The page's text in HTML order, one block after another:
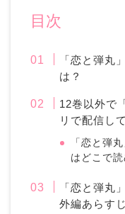
目次
「恋と弾丸
は？
12巻以外で
リで配信し
「恋と弾
はどこで読
「恋と弾丸
外編あらす